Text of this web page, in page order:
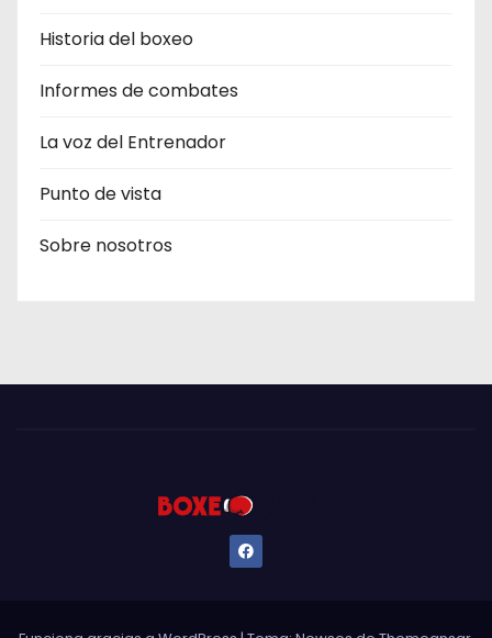
Historia del boxeo
Informes de combates
La voz del Entrenador
Punto de vista
Sobre nosotros